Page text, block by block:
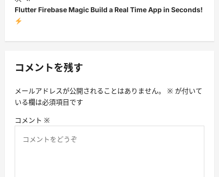
ビ
ゲ
ー
ョ
Flutter Firebase Magic Build a Real Time App in Seconds!
コメントを残す
メールアドレスが公開されることはありません。 ※ が付いて
いる欄は必須項目です
コメント ※